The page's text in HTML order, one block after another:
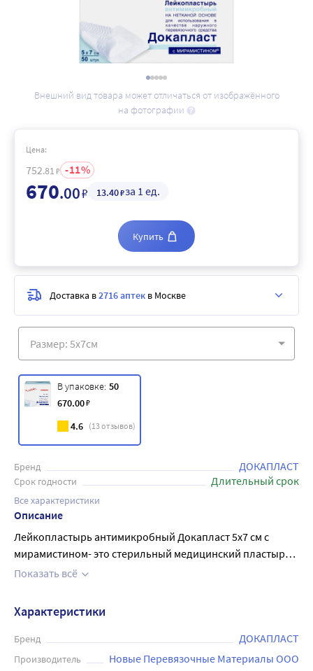
Внешний вид товара может отличаться от изображённого
на фотографии
В упаковке: 50
670.00₽
4.6 (13отзывов)
Бренд ДОКАПЛАСТ
Срок годности Длительный срок
Все характеристики
Описание
Лейкопластырь антимикробный Докапласт 5х7 см с
мирамистином- это стерильный медицинский пластырь
на основе мягкого нетканого полотна с атравматичной
Пропитка мирамистином обеспечивает защиту раны от
инфицирования. Благодаря высоким
воздухопроницаемым свойствам материала и
дискретному нанесению гипоаллергенного
Показать всё
Цена:
752.81 ₽ 11
670.00₽ 13.40₽за 1 ед.
Купить
Доставка в2716 аптек в Москве
Характеристики
Бренд ДОКАПЛАСТ
Производитель Новые Перевязочные Материалы ООО